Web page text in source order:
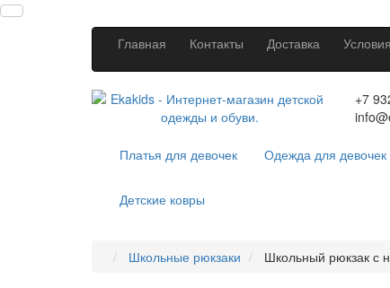
Главная Контакты Доставка
+7
Платья для девочек Одежда для девочек
Детские ковры
Школьные рюкзаки Школьный рюкзак с